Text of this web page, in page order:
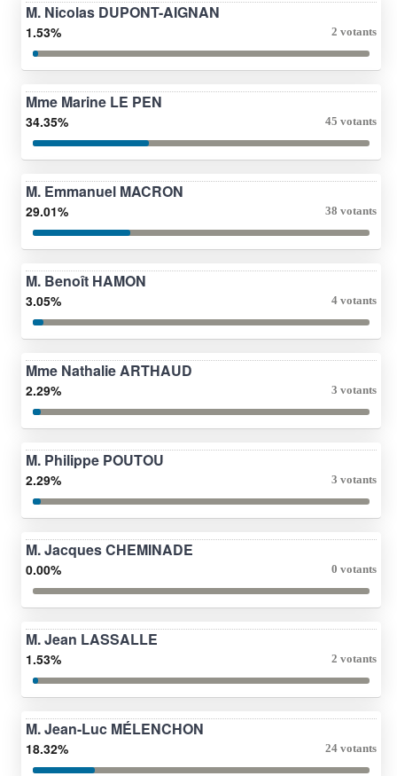
M. Nicolas DUPONT-AIGNAN
1.53% 2 votants
Mme Marine LE PEN
34.35% 45 votants
M. Emmanuel MACRON
29.01% 38 votants
M. Benoît HAMON
3.05% 4 votants
Mme Nathalie ARTHAUD
2.29% 3 votants
M. Philippe POUTOU
2.29% 3 votants
M. Jacques CHEMINADE
0.00% 0 votants
M. Jean LASSALLE
1.53% 2 votants
M. Jean-Luc MÉLENCHON
18.32% 24 votants